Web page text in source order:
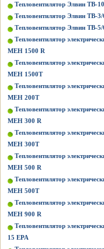
Тепловентилятор Элвин ТВ-
Тепловентилятор Элвин ТВ-3/
Тепловентилятор Элвин ТВ-5/
Тепловентилятор
MEH 1500 R
Тепловентилятор
MEH 1500T
Тепловентилятор
MEH 200T
Тепловентилятор
MEH 300 R
Тепловентилятор
MEH 300T
Тепловентилятор
MEH 500 R
Тепловентилятор
MEH 500T
Тепловентилятор
MEH 900 R
Тепловентилятор
15 EPA